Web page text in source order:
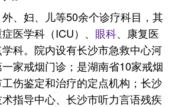
、妇、儿等50余个诊疗科目，其
医学科（ICU）、 眼科、康复医
科。院内设有长沙市急救中心河
家戒烟门诊；是湖南省10家戒烟
伤鉴定和治疗的定点机构；长沙
指导中心、长沙市听力言语残疾